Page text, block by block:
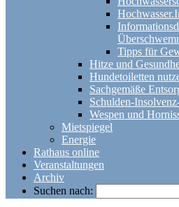
Tipps für
Hitze und
Hundetoiletten
Sachgemäße
Schulden-
Wespen und
Mietspiegel
Energie
Rathaus online
Veranstaltungen
Archiv
Suchen nach: